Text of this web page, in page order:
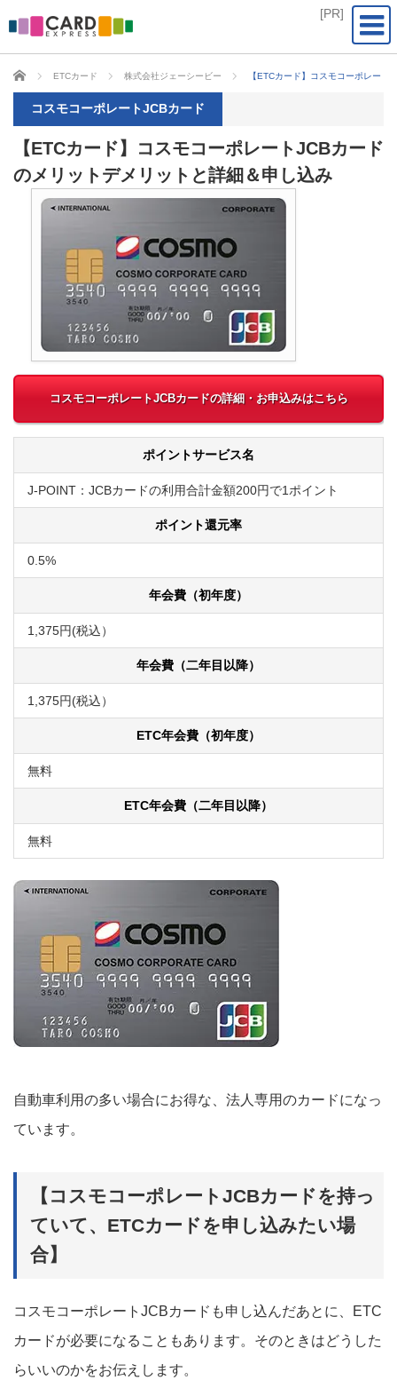
CARD EXPRESS
ETCカード 株式会社ジェーシービー 【ETCカード】コスモコーポレー
コスモコーポレートJCBカード
【ETCカード】コスモコーポレートJCBカード
のメリットデメリットと詳細＆申し込み
コスモコーポレートJCBカードの詳細・お申込みはこちら
ポイントサービス名
J-POINT：JCBカードの利用合計金額200円で1ポイント
ポイント還元率
0.5%
年会費（初年度）
1,375円(税込）
年会費（二年目以降）
1,375円(税込）
ETC年会費（初年度）
無料
ETC年会費（二年目以降）
無料
自動車利用の多い場合にお得な、法人専用のカードになっ
ています。
【コスモコーポレートJCBカードを持っ
ていて、ETCカードを申し込みたい場
合】
コスモコーポレートJCBカードも申し込んだあとに、ETC
カードが必要になることもあります。そのときはどうした
らいいのかをお伝えします。